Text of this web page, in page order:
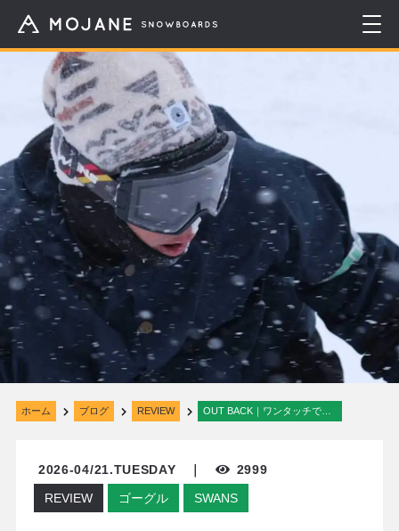
ホーム ブログ REVIEW OUT BACK｜ワンタッチで換気ON！曇り知らずの全天候型ゴーグル
2026-04/21.TUESDAY ｜ 2999
REVIEW ゴーグル SWANS